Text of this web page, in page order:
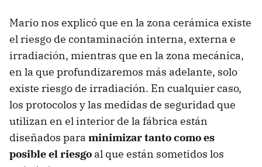
Mario nos explicó que en la zona cerámica existe
el riesgo de contaminación interna, externa e
irradiación, mientras que en la zona mecánica,
en la que profundizaremos más adelante, solo
existe riesgo de irradiación. En cualquier caso,
los protocolos y las medidas de seguridad que
utilizan en el interior de la fábrica están
diseñados para minimizar tanto como es
posible el riesgo al que están sometidos los